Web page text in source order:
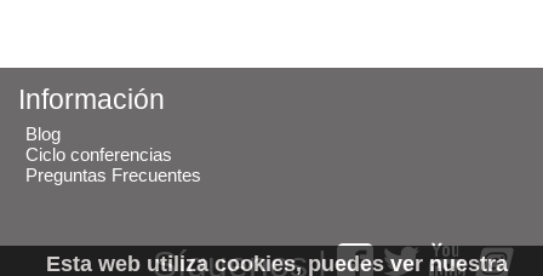
Esta web utiliza cookies, puedes ver nuestra
Información
Blog
Ciclo conferencias
Preguntas Frecuentes
Síguenos |